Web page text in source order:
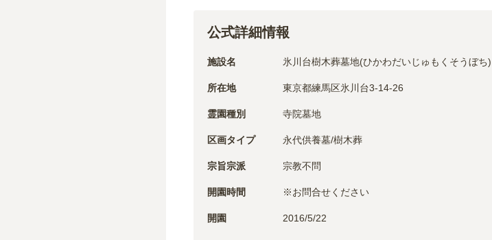
公式詳細情報
施設名 氷川台樹木葬墓地(ひかわだいじゅもくそうぼち)
所在地 東京都練馬区氷川台3-14-26
霊園種別 寺院墓地
区画タイプ 永代供養墓/樹木葬
宗旨宗派 宗教不問
開園時間 ※お問合せください
開園 2016/5/22